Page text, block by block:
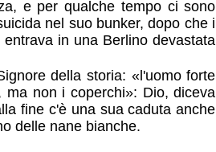
e per qualche tempo ci sono
nel suo bunker, dopo che i
in una Berlino devastata
della storia: «l'uomo forte
non i coperchi»: Dio, diceva
fine c'è una sua caduta anche
delle nane bianche.